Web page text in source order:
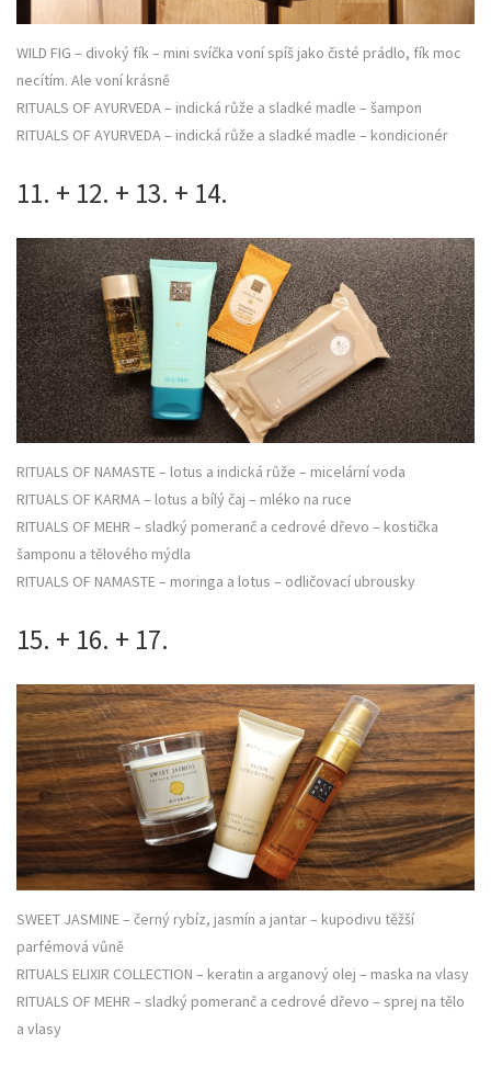
WILD FIG – divoký fík – mini svíčka voní spíš jako čisté prádlo, fík moc
necítím. Ale voní krásně
RITUALS OF AYURVEDA – indická růže a sladké madle – šampon
RITUALS OF AYURVEDA – indická růže a sladké madle – kondicionér
11. + 12. + 13. + 14.
RITUALS OF NAMASTE – lotus a indická růže – micelární voda
RITUALS OF KARMA – lotus a bílý čaj – mléko na ruce
RITUALS OF MEHR – sladký pomeranč a cedrové dřevo – kostička
šamponu a tělového mýdla
RITUALS OF NAMASTE – moringa a lotus – odličovací ubrousky
15. + 16. + 17.
SWEET JASMINE – černý rybíz, jasmín a jantar – kupodivu těžší
parfémová vůně
RITUALS ELIXIR COLLECTION – keratin a arganový olej – maska na vlasy
RITUALS OF MEHR – sladký pomeranč a cedrové dřevo – sprej na tělo
a vlasy